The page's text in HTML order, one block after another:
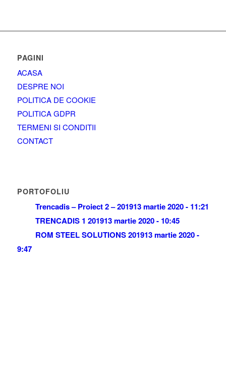
PAGINI
ACASA
DESPRE NOI
POLITICA DE COOKIE
POLITICA GDPR
TERMENI SI CONDITII
CONTACT
PORTOFOLIU
Trencadis – Proiect 2 – 201913 martie 2020 - 11:21
TRENCADIS 1 201913 martie 2020 - 10:45
ROM STEEL SOLUTIONS 201913 martie 2020 -
9:47